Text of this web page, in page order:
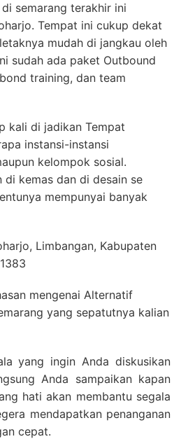
semarang terakhir ini
Tempat ini cukup dekat
mudah di jangkau oleh
sudah ada paket Outbound
training, dan team
kali di jadikan Tempat
instansi-instansi
kelompok sosial.
di kemas dan di desain se
mempunyai banyak
Limbangan, Kabupaten
mengenai Alternatif
yang sepatutnya kalian
yang ingin Anda diskusikan
Anda sampaikan kapan
hati akan membantu segala
mendapatkan penanganan
cepat.